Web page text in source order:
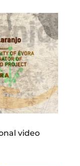
video